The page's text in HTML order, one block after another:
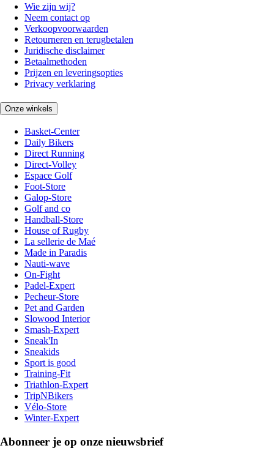
Wie zijn wij?
Neem contact op
Verkoopvoorwaarden
Retourneren en terugbetalen
Juridische disclaimer
Betaalmethoden
Prijzen en leveringsopties
Privacy verklaring
Onze winkels
Basket-Center
Daily Bikers
Direct Running
Direct-Volley
Espace Golf
Foot-Store
Galop-Store
Golf and co
Handball-Store
House of Rugby
La sellerie de Maé
Made in Paradis
Nauti-wave
On-Fight
Padel-Expert
Pecheur-Store
Pet and Garden
Slowood Interior
Smash-Expert
Sneak'In
Sneakids
Sport is good
Training-Fit
Triathlon-Expert
TripNBikers
Vélo-Store
Winter-Expert
Abonneer je op onze nieuwsbrief